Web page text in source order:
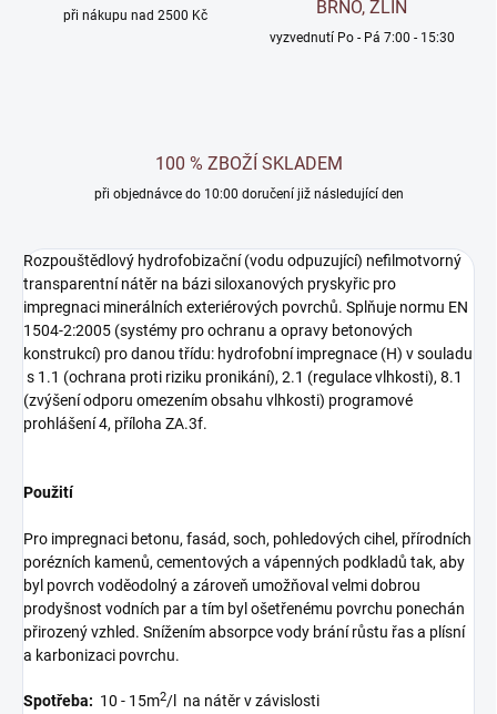
při nákupu nad 2500 Kč
BRNO, ZLÍN
vyzvednutí Po - Pá 7:00 - 15:30
100 % ZBOŽÍ SKLADEM
při objednávce do 10:00 doručení již následující den
Rozpouštědlový hydrofobizační (vodu odpuzující) nefilmotvorný
transparentní nátěr na bázi siloxanových pryskyřic pro
impregnaci minerálních exteriérových povrchů. Splňuje normu EN
1504-2:2005 (systémy pro ochranu a opravy betonových
konstrukcí) pro danou třídu: hydrofobní impregnace (H) v souladu
s 1.1 (ochrana proti riziku pronikání), 2.1 (regulace vlhkosti), 8.1
(zvýšení odporu omezením obsahu vlhkosti) programové
prohlášení 4, příloha ZA.3f.
Použití
Pro impregnaci betonu, fasád, soch, pohledových cihel, přírodních
porézních kamenů, cementových a vápenných podkladů tak, aby
byl povrch voděodolný a zároveň umožňoval velmi dobrou
prodyšnost vodních par a tím byl ošetřenému povrchu ponechán
přirozený vzhled. Snížením absorpce vody brání růstu řas a plísní
a karbonizaci povrchu.
Spotřeba: 10 - 15m2/l na nátěr v závislosti